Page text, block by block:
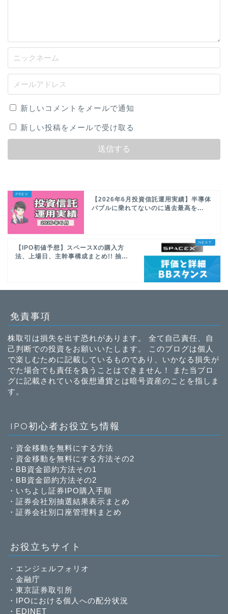
新しいコメントをメールで通知
新しい投稿をメールで受け取る
【2026年6月投資信託運用実績】半導体
バブルに乗れてないのに過去最高を...
【IPO初値予想】スペースXの購入方
法、上場日、主幹事構成まとめ!! 抽...
免責事項
株取引は損失を出す恐れがあります。 全て自己責任、自
己判断での投資をお願いいたします。 このブログは個人
で楽しむために記載しているものであり、いかなる損失が
でた場合でも責任を負うことはできません！ また当ブロ
グに記載されている仮想通貨とは暗号資産のことを指しま
す。
IPO初心者お役立ち情報
・ 資金移動を無料にする方法
・ 資金移動を無料にする方法その2
・ BB資金節約方法その1
・ BB資金節約方法その2
・ いちよし証券IPO購入手順
・ 証券会社別抽選結果表示まとめ
・ 証券会社別口座管理料まとめ
お役立ちサイト
・ エンジェルフォリオ
・ 金融庁
・ 東京証券取引所
・ IPOにおける個人への配分状況
・ EDINET